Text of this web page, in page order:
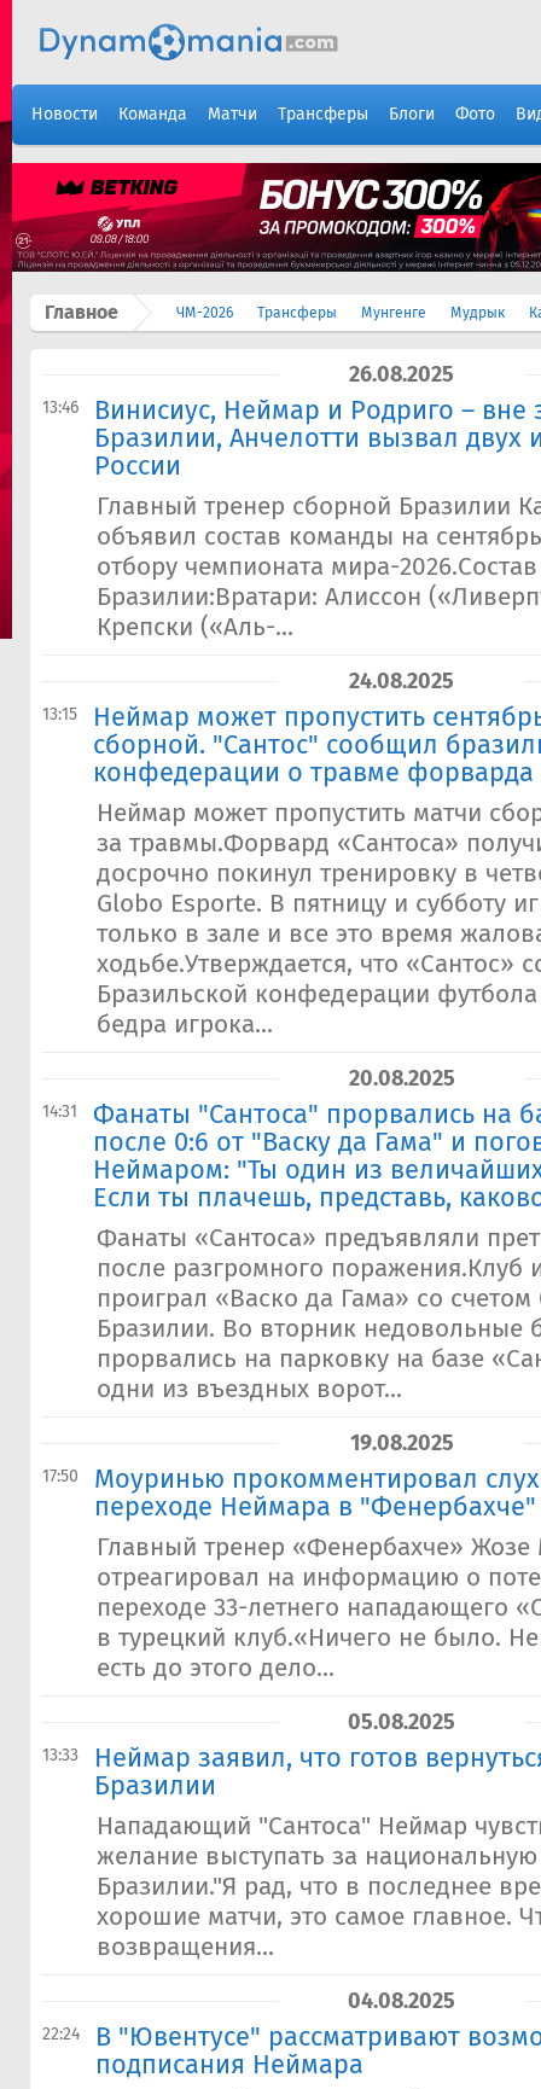
Новости Команда Матчи Трансферы Блоги Фото
Главное ЧМ-2026 Трансферы Мунгенге Мудрык
26.08.2025
13:46
Винисиус, Неймар и Родриго – вне
Бразилии, Анчелотти вызвал двух
России
Главный тренер сборной Бразилии
объявил состав команды на
отбору чемпионата мира-
Бразилии:Вратари: Алиссон
Крепски («Аль-...
24.08.2025
13:15
​Неймар может пропустить
сборной. "Сантос" сообщил
конфедерации о травме форварда
Неймар может пропустить матчи
за травмы.Форвард «Сантоса»
досрочно покинул тренировку в
Globo Esporte. В пятницу и субботу
только в зале и все это время
ходьбе.Утверждается, что «Сантос»
Бразильской конфедерации футбола
бедра игрока...
20.08.2025
14:31
Фанаты "Сантоса" прорвались на
после 0:6 от "Васку да Гама" и
Неймаром: "Ты один из
Если ты плачешь, представь,
Фанаты «Сантоса» предъявляли
после разгромного поражения.Клуб
проиграл «Васко да Гама» со
Бразилии. Во вторник недовольные
прорвались на парковку на базе
одни из въездных ворот...
19.08.2025
17:50
Моуринью прокомментировал
переходе Неймара в "Фенербахче"
Главный тренер «Фенербахче»
отреагировал на информацию о
переходе 33-летнего нападающего
в турецкий клуб.«Ничего не было.
есть до этого дело...
05.08.2025
13:33
Неймар заявил, что готов
Бразилии
Нападающий "Сантоса" Неймар
желание выступать за
Бразилии."Я рад, что в последнее
хорошие матчи, это самое главное.
возвращения...
04.08.2025
22:24
В "Ювентусе" рассматривают
подписания Неймара